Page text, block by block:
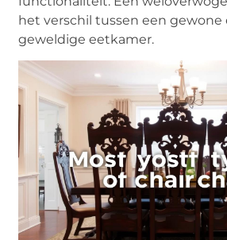
het verschil tussen een gewone
geweldige eetkamer.